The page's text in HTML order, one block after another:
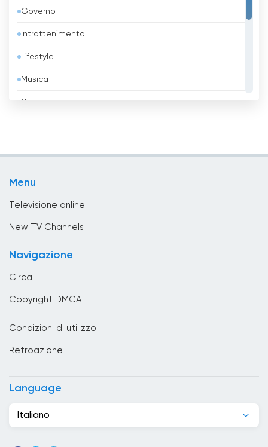
Belgio
Belize
Benin
Bhutan
Capo Verde
Governo
Intrattenimento
Lifestyle
Musica
Notizie
Menu
Televisione online
New TV Channels
Navigazione
Circa
Copyright DMCA
Condizioni di utilizzo
Retroazione
Language
Italiano